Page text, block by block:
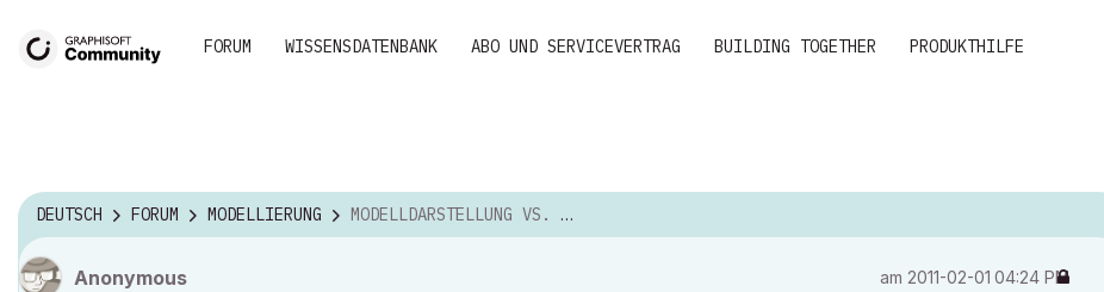
FORUM WISSENSDATENBANK ABO UND SERVICEVERTRAG BUILDING TOGETHER PRODUKTHILFE
DEUTSCH FORUM MODELLIERUNG MODELLDARSTELLUNG VS. WANDDURCHBRÜCHE
Anonymous am ‎2011-02-01 04:24 PM